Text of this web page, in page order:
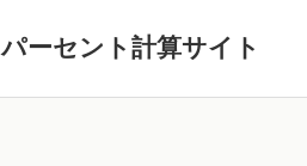
パーセント計算サイト